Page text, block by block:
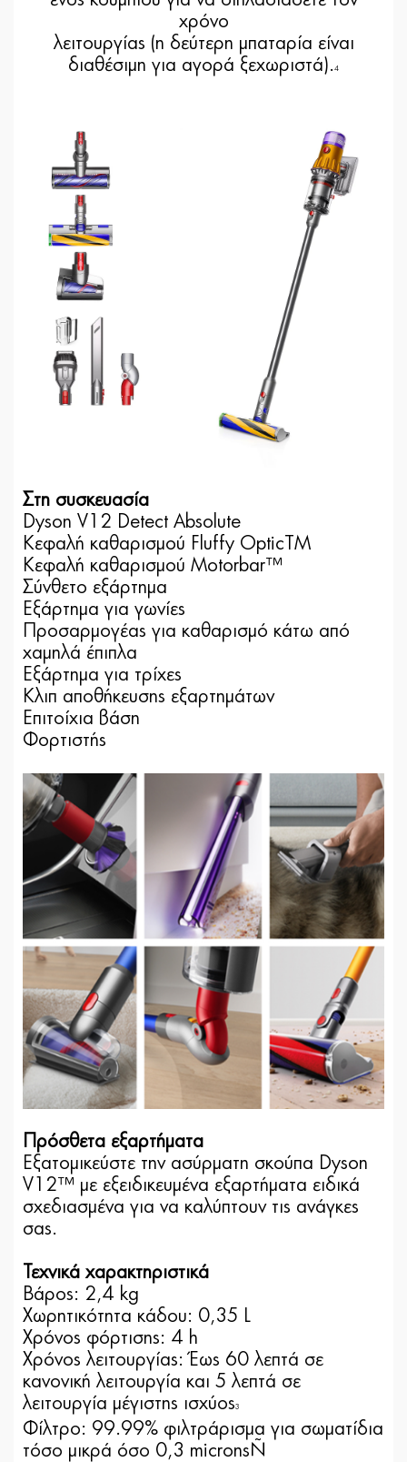
χρόνο
λειτουργίας (η δεύτερη μπαταρία είναι
διαθέσιμη για αγορά ξεχωριστά). 4
Στη συσκευασία
Dyson V12 Detect Absolute
Κεφαλή καθαρισμού Fluffy OpticTM
Κεφαλή καθαρισμού Motorbar™
Σύνθετο εξάρτημα
Εξάρτημα για γωνίες
Προσαρμογέας για καθαρισμό κάτω από
χαμηλά έπιπλα
Εξάρτημα για τρίχες
Κλιπ αποθήκευσης εξαρτημάτων
Επιτοίχια βάση
Φορτιστής
Πρόσθετα εξαρτήματα
Εξατομικεύστε την ασύρματη σκούπα Dyson
V12™ με εξειδικευμένα εξαρτήματα ειδικά
σχεδιασμένα για να καλύπτουν τις ανάγκες
σας.
Τεχνικά χαρακτηριστικά
Βάρος: 2,4 kg
Χωρητικότητα κάδου: 0,35 L
Χρόνος φόρτισης: 4 h
Χρόνος λειτουργίας: Έως 60 λεπτά σε
κανονική λειτουργία και 5 λεπτά σε
λειτουργία μέγιστης ισχύος3
Φίλτρο: 99.99% φιλτράρισμα για σωματίδια
τόσο μικρά όσο 0,3 microns³